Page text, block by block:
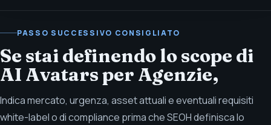
PASSO SUCCESSIVO CONSIGLIATO
Se stai definendo lo scope di
AI Avatars per Agenzie,
Indica mercato, urgenza, asset attuali e eventuali requisiti
white-label o di compliance prima che SEOH definisca lo